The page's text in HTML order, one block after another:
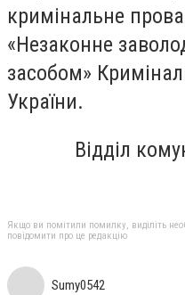
кримінальне
«Незаконне
засобом»
України.
Відділ
Якщо ви помітили помилку, виділіть
повідомити про це редакцію
Sumy0542